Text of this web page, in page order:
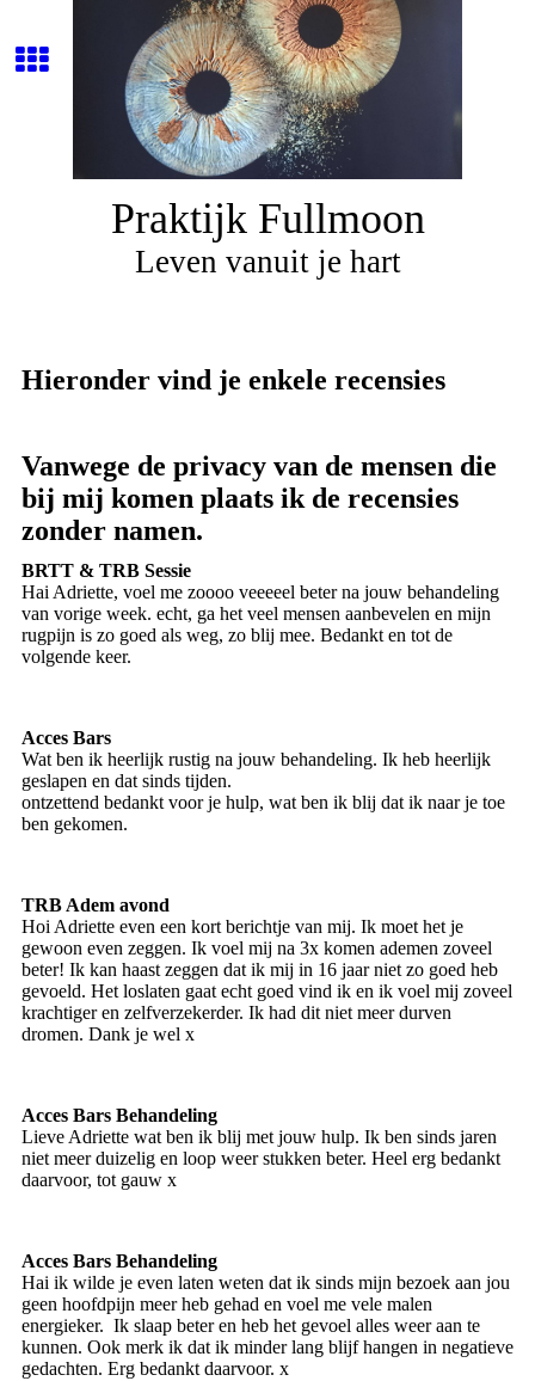
Praktijk Fullmoon
Leven vanuit je hart
Hieronder vind je enkele recensies
Vanwege de privacy van de mensen die
bij mij komen plaats ik de recensies
zonder namen.
BRTT & TRB Sessie
Hai Adriette, voel me zoooo veeeeel beter na jouw behandeling
van vorige week. echt, ga het veel mensen aanbevelen en mijn
rugpijn is zo goed als weg, zo blij mee. Bedankt en tot de
volgende keer.
Acces Bars
Wat ben ik heerlijk rustig na jouw behandeling. Ik heb heerlijk
geslapen en dat sinds tijden.
ontzettend bedankt voor je hulp, wat ben ik blij dat ik naar je toe
ben gekomen.
TRB Adem avond
Hoi Adriette even een kort berichtje van mij. Ik moet het je
gewoon even zeggen. Ik voel mij na 3x komen ademen zoveel
beter! Ik kan haast zeggen dat ik mij in 16 jaar niet zo goed heb
gevoeld. Het loslaten gaat echt goed vind ik en ik voel mij zoveel
krachtiger en zelfverzekerder. Ik had dit niet meer durven
dromen. Dank je wel x
Acces Bars Behandeling
Lieve Adriette wat ben ik blij met jouw hulp. Ik ben sinds jaren
niet meer duizelig en loop weer stukken beter. Heel erg bedankt
daarvoor, tot gauw x
Acces Bars Behandeling
Hai ik wilde je even laten weten dat ik sinds mijn bezoek aan jou
geen hoofdpijn meer heb gehad en voel me vele malen
energieker. Ik slaap beter en heb het gevoel alles weer aan te
kunnen. Ook merk ik dat ik minder lang blijf hangen in negatieve
gedachten. Erg bedankt daarvoor. x